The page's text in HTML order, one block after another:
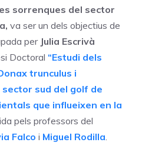
sorrenques del sector
va ser un dels objectius de
per Julia Escrivà
Doctoral “Estudi dels
trunculus i
sud del golf de
que influeixen en la
pels professors del
Falco i Miguel Rodilla.